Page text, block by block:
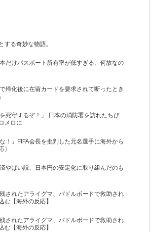
する奇妙な物語。
だけパスポート所有率が低すぎる、何故なの
帰化後に在留カードを要求されて断ったとき
死守するぞ！」 日本の消防署を訪れたちび
メロに
！」FIFA会長を批判した元名選手に海外から
）
やばい説。日本円の安定化に取り組んだのも
されたアライグマ、パドルボードで救助され
む【海外の反応】
されたアライグマ、パドルボードで救助され
む【海外の反応】